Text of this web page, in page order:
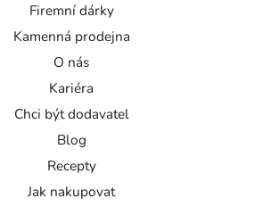
Firemní dárky
Kamenná prodejna
O nás
Kariéra
Chci být dodavatel
Blog
Recepty
Jak nakupovat